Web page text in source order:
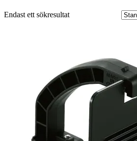
Endast ett sökresultat